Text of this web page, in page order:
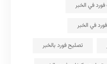
في الخبر
في الخبر
تصليح فورد بالخبر